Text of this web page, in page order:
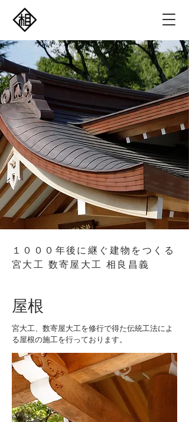
​１０００年後に継ぐ建物をつくる
宮大工 数寄屋大工 相良昌義
屋根
宮大工、数寄屋大工を修行で得た伝統工法によ
る屋根の施工を行っております。